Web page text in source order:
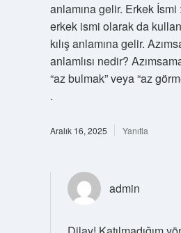
anlamına gelir. Erkek İsmi
erkek ismi olarak da
kılış anlamına gelir.
anlamlısı nedir?
“az bulmak” veya “az
.
Aralık 16, 2025 Yanıtla
admin